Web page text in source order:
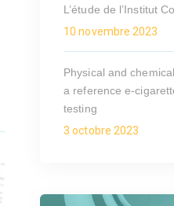
L’étude de l’Institut
10 novembre 2023
Physical and
a reference e-
testing
3 octobre 2023